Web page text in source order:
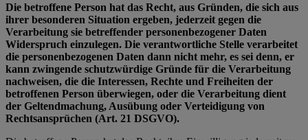
Die betroffene Person hat das Recht, aus Gründen, die sich aus
ihrer besonderen Situation ergeben, jederzeit gegen die
Verarbeitung sie betreffender personenbezogener Daten
Widerspruch einzulegen. Die verantwortliche Stelle verarbeitet
die personenbezogenen Daten dann nicht mehr, es sei denn, er
kann zwingende schutzwürdige Gründe für die Verarbeitung
nachweisen, die die Interessen, Rechte und Freiheiten der
betroffenen Person überwiegen, oder die Verarbeitung dient
der Geltendmachung, Ausübung oder Verteidigung von
Rechtsansprüchen (Art. 21 DSGVO).